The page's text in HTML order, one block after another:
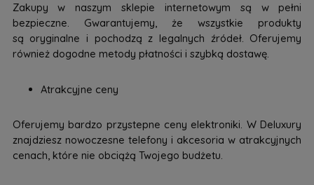
Zakupy w naszym sklepie internetowym są w pełni
bezpieczne. Gwarantujemy, że wszystkie produkty
są oryginalne i pochodzą z legalnych źródeł. Oferujemy
również dogodne metody płatności i szybką dostawę.
Atrakcyjne ceny
Oferujemy bardzo przystepne ceny elektroniki. W Deluxury
znajdziesz nowoczesne telefony i akcesoria w atrakcyjnych
cenach, które nie obciążą Twojego budżetu.